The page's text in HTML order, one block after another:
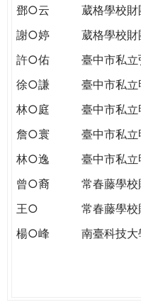
鄧○云
葳格學校
謝○婷
葳格學校
許○佑
臺中市私
徐○謙
臺中市私
林○庭
臺中市私
詹○寰
臺中市私
林○逸
臺中市私
曾○裔
常春藤學
王○
常春藤學
楊○峰
南臺科技大